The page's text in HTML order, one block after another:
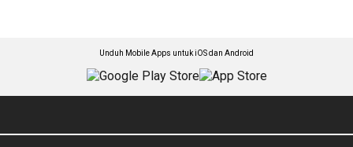
Unduh Mobile Apps untuk iOS dan Android